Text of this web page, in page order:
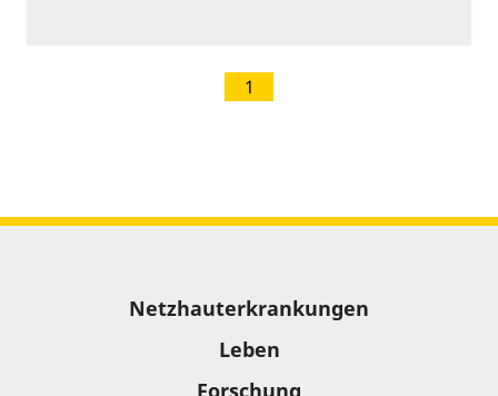
1
Netzhauterkrankungen
Leben
Forschung